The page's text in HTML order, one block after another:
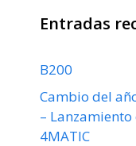
Entradas
B200
Cambio del
– Lanzamiento
4MATIC